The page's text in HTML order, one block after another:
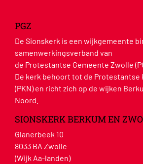
PGZ
De Sionskerk is een wijkgemeente
samenwerkingsverband van
de Protestantse Gemeente Zwolle
De kerk behoort tot de Protestantse
(PKN) en richt zich op de wijken
Noord.
SIONSKERK BERKUM EN
Glanerbeek 10
8033 BA Zwolle
(Wijk Aa-landen)